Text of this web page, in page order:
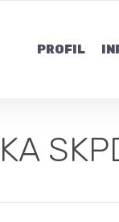
PROFIL